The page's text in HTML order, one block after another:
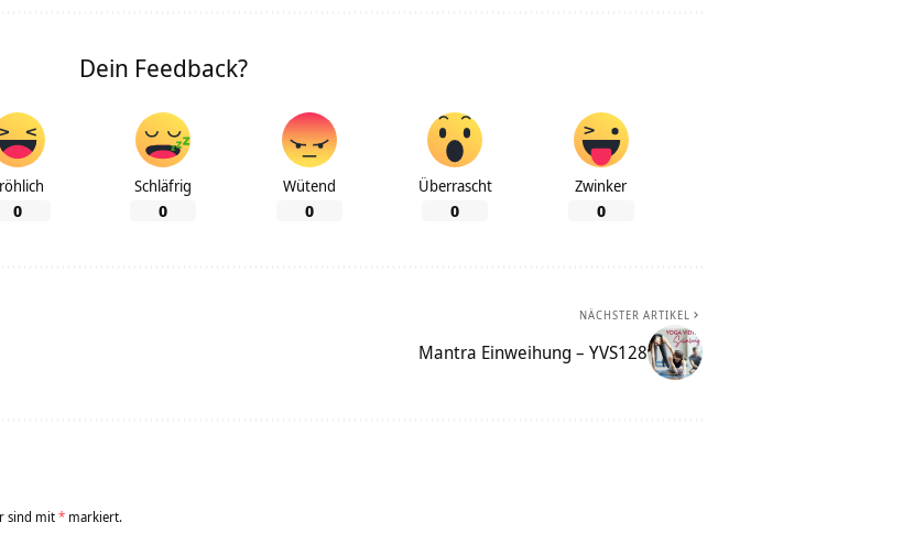
Dein Feedback?
0
Schläfrig
0
Wütend
0
Überrascht
0
Zwinker
0
NÄCHSTER ARTIKEL
Mantra Einweihung – YVS128
sind mit* markiert.